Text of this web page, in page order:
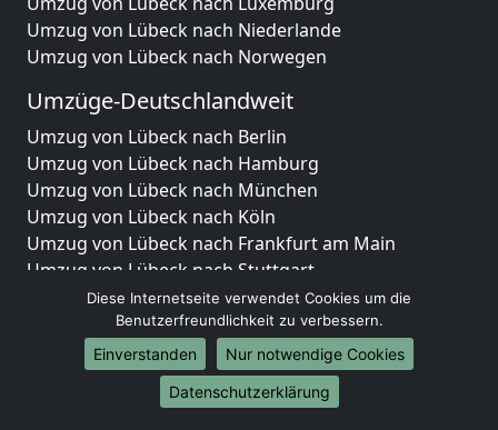
Umzug von Lübeck nach Niederlande
Umzug von Lübeck nach Norwegen
Umzüge-Deutschlandweit
Umzug von Lübeck nach Berlin
Umzug von Lübeck nach Hamburg
Umzug von Lübeck nach München
Umzug von Lübeck nach Köln
Umzug von Lübeck nach Frankfurt am Main
Umzug von Lübeck nach Stuttgart
Umzug von Lübeck nach Düsseldorf
Umzug von Lübeck nach Leipzig
Umzug von Lübeck nach Dortmund
Umzug von Lübeck nach Essen
Umzug von Lübeck nach Bremen
Diese Internetseite verwendet Cookies um die
Benutzerfreundlichkeit zu verbessern.
Einverstanden
Nur notwendige Cookies
Datenschutzerklärung